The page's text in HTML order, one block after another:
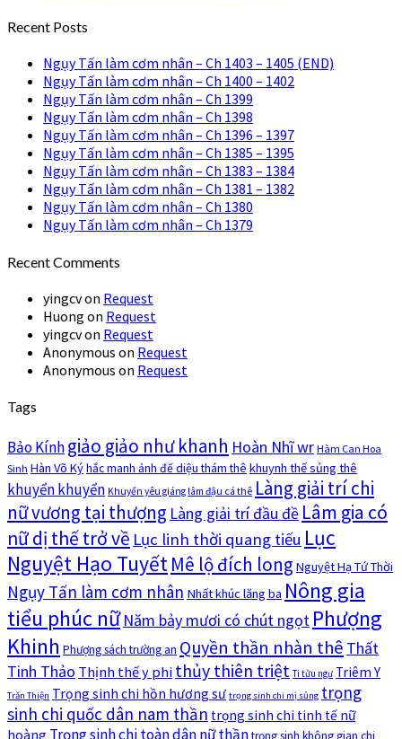
Recent Posts
Ngụy Tấn làm cơm nhân – Ch 1403 – 1405 (END)
Ngụy Tấn làm cơm nhân – Ch 1400 – 1402
Ngụy Tấn làm cơm nhân – Ch 1399
Ngụy Tấn làm cơm nhân – Ch 1398
Ngụy Tấn làm cơm nhân – Ch 1396 – 1397
Ngụy Tấn làm cơm nhân – Ch 1385 – 1395
Ngụy Tấn làm cơm nhân – Ch 1383 – 1384
Ngụy Tấn làm cơm nhân – Ch 1381 – 1382
Ngụy Tấn làm cơm nhân – Ch 1380
Ngụy Tấn làm cơm nhân – Ch 1379
Recent Comments
yingcvon Request
Huong on Request
yingcvon Request
Anonymous on Request
Anonymous on Request
Tags
Bảo Kínhgiảo giảo như khanh Hoàn Nhĩ wr Hàm Can Hoa
Sinh Hàn Võ Kýhắc manh ảnh đế diệu thám thê khuynh thế sủng thê
khuyển khuyển Khuyển yêu giáng lâm đậu cá thê Làng giải trí chi
nữ vương tại thượng Làng giải trí đầu đề Lâm gia có
nữ dị thế trở về Lục linh thời quang tiếu Lục
Nguyệt Hạo TuyếtMê lộ đích long Nguyệt Hạ Tứ Thời
Ngụy Tấn làm cơm nhân Nhất khúc lăng ba Nông gia
tiểu phúc nữ Năm bảy mươi có chút ngọt Phượng
Khinh Phượng sách trường an Quyền thần nhàn thê Thất
Tinh Thảo Thịnh thế y phi thủy thiên triệt Ti tửu ngư Triêm Y
Trăn Thiện Trọng sinh chi hồn hương sư trọng sinh chi mị sủng trọng
sinh chi quốc dân nam thần trọng sinh chi tinh tế nữ
hoàng Trọng sinh chi toàn dân nữ thần